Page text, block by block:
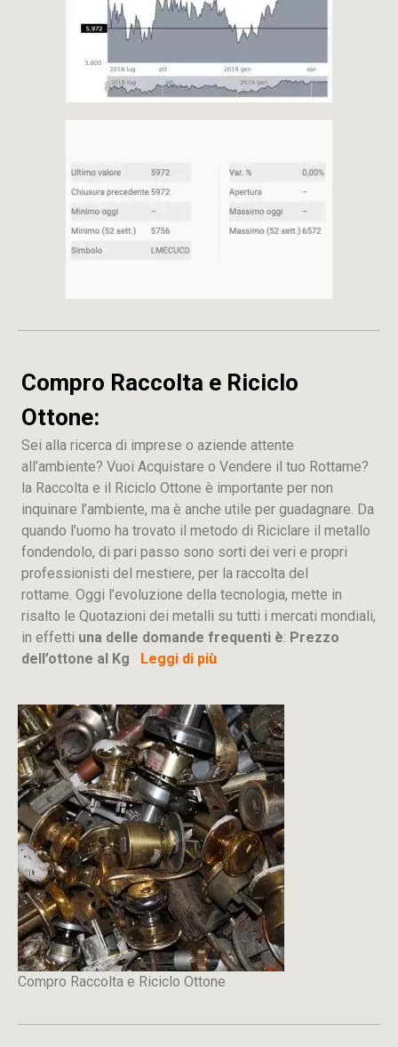
Compro Raccolta e Riciclo
Ottone:
Sei alla ricerca di imprese o aziende attente
all’ambiente? Vuoi Acquistare o Vendere il tuo Rottame?
la Raccolta e il Riciclo Ottone è importante per non
inquinare l’ambiente, ma è anche utile per guadagnare. Da
quando l’uomo ha trovato il metodo di Riciclare il metallo
fondendolo, di pari passo sono sorti dei veri e propri
professionisti del mestiere, per la raccolta del
rottame. Oggi l’evoluzione della tecnologia, mette in
risalto le Quotazioni dei metalli su tutti i mercati mondiali,
in effetti una delle domande frequenti è: Prezzo
dell’ottone al Kg Leggi di più
Compro Raccolta e Riciclo Ottone